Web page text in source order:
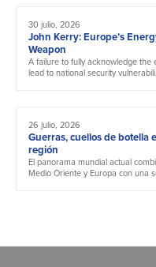
30 julio, 2026
John Kerry: Europe’s
Weapon
A failure to fully acknowledge the
lead to national security
26 julio, 2026
Guerras, cuellos de botella
región
El panorama mundial actual
Medio Oriente y Europa con una